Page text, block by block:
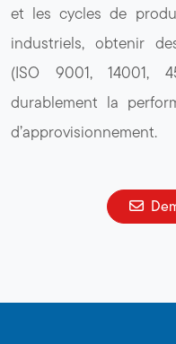
et les cycles de
industriels, obtenir
(ISO 9001, 14001,
durablement la
d’approvisionnement.